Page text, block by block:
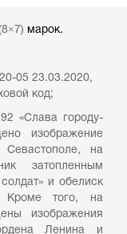
марок.
05 23.03.2020,
код;
«Слава городу-
изображение
на
затопленным
и обелиск
Кроме того, на
изображения
Ленина и